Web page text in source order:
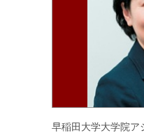
早稲田大学大学院